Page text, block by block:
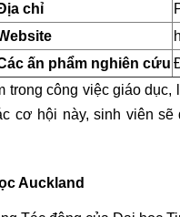
chỉ
ấn phẩm nghiên cứu
trong công việc giáo
cơ hội này, sinh viên
Auckland